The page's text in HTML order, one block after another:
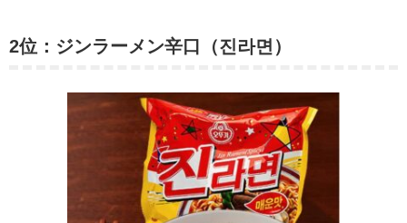
2位：ジンラーメン辛口（진라면）